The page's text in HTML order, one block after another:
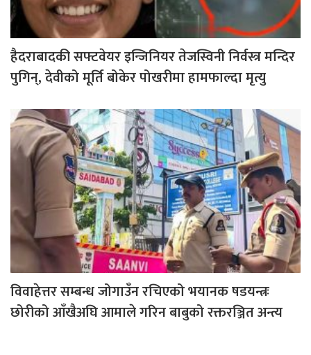
हैदराबादकी सफ्टवेयर इन्जिनियर तेजस्विनी निर्वस्त्र मन्दिर
पुगिन्, देवीको मूर्ति बोकेर पोखरीमा हामफाल्दा मृत्यु
विवाहेत्तर सम्बन्ध जोगाउँन रचिएको भयानक षडयन्त्रः
छोरीको आँखैअघि आमाले गरिन बाबुको रक्तरञ्जित अन्त्य